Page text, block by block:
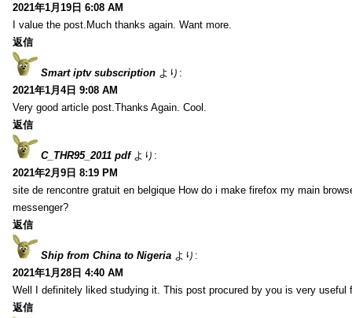
2021年1月19日 6:08 AM
I value the post.Much thanks again. Want more.
返信
Smart iptv subscription より:
2021年1月4日 9:08 AM
Very good article post.Thanks Again. Cool.
返信
C_THR95_2011 pdf より:
2021年2月9日 8:19 PM
site de rencontre gratuit en belgique How do i make firefox my main
messenger?
返信
Ship from China to Nigeria より:
2021年1月28日 4:40 AM
Well I definitely liked studying it. This post procured by you is very useful
返信